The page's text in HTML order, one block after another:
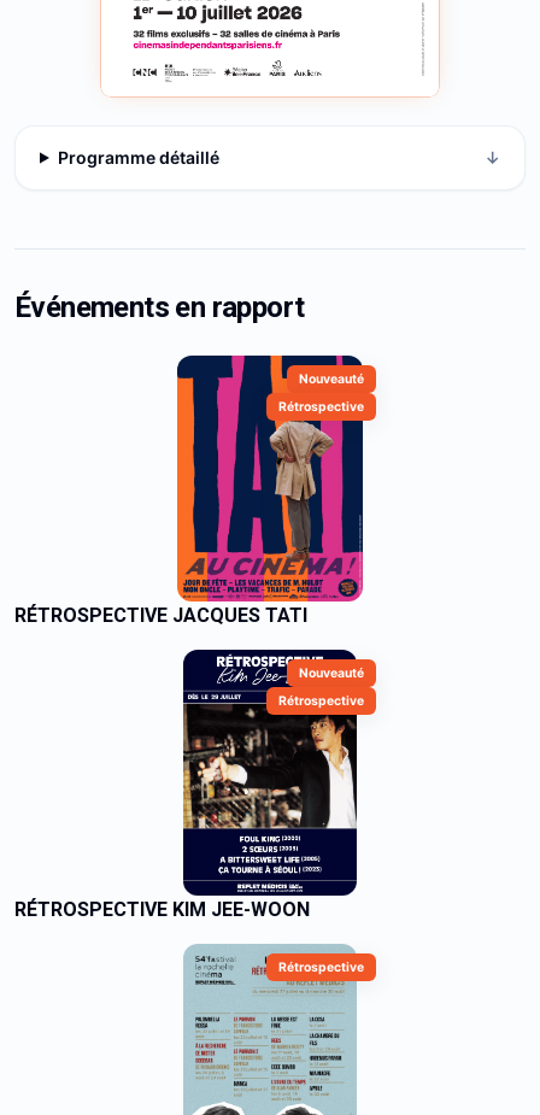
Programme détaillé ↓
Événements en rapport
Nouveauté
Rétrospective
RÉTROSPECTIVE JACQUES TATI
Nouveauté
Rétrospective
RÉTROSPECTIVE KIM JEE-WOON
Rétrospective